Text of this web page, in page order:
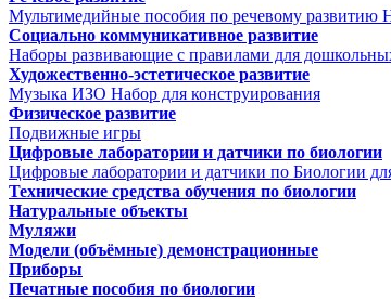
Мультимедийные пособия по речевому развитию
Социально коммуникативное развитие
Наборы развивающие с правилами для
Художественно-эстетическое развитие
Музыка ИЗО Набор для конструирования
Физическое развитие
Подвижные игры
Цифровые лаборатории и датчики по биологии
Цифровые лаборатории и датчики по Биологии
Технические средства обучения по биологии
Натуральные объекты
Муляжи
Модели (объёмные) демонстрационные
Приборы
Печатные пособия по биологии